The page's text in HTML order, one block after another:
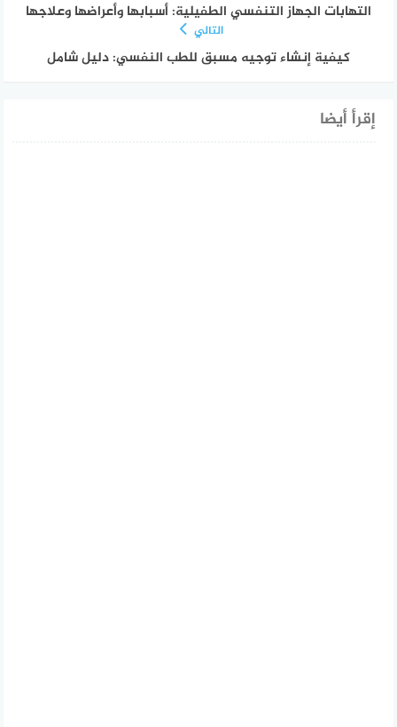
التهابات الجهاز التنفسي الطفيلية: أسبابها وأعراضها وعلاجها
التالي
كيفية إنشاء توجيه مسبق للطب النفسي: دليل شامل
إقرأ أيضا